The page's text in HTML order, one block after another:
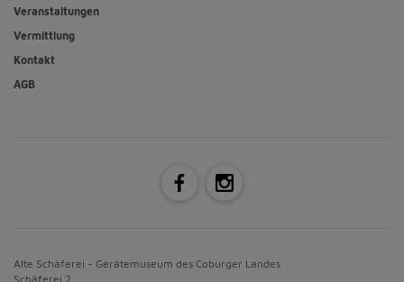
Veranstaltungen
Vermittlung
Kontakt
AGB
Alte Schäferei - Gerätemuseum des Coburger Landes
Schäferei 2